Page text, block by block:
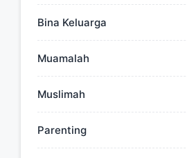
Bina Keluarga
Muamalah
Muslimah
Parenting